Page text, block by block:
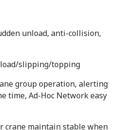
unload, anti-collision,
slipping/topping
group operation, alerting
time, Ad-Hoc Network easy
crane maintain stable when